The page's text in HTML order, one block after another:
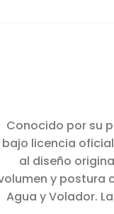
Conocido por su
bajo licencia
al diseño
y postura
Agua y Volador.